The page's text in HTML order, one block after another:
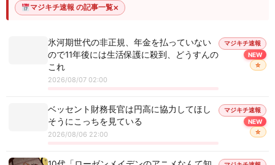
マジキチ速報 の記事一覧✕
氷河期世代の非正規、年金を払っていない
ので11年後には生活保護に殺到、どうすんの
これ
2026/08/07 02:00
マジキチ速報
NEW
☆
ベッセント財務長官は円高に協力してほし
そうにこっちを見ている
2026/08/06 22:00
マジキチ速報
NEW
☆